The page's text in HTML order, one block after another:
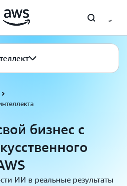
бизнес с
ИИ в реальные результаты